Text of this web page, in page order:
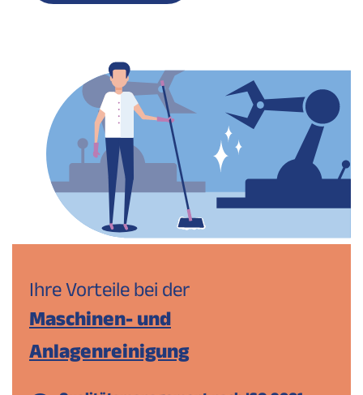
Ihre Vorteile bei der
Maschinen- und
Anlagenreinigung